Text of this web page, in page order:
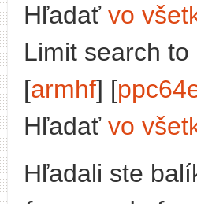
Hľadať vo
Limit search
[armhf] [
Hľadať vo
Hľadali ste